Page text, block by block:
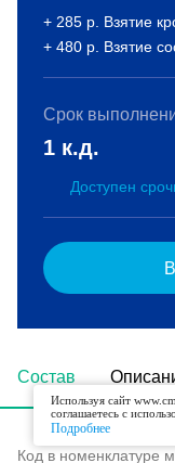
Состав
Код в номенклатуре
+ 285 р. Взятие
+ 480 р. Взятие
Срок
1 к.д.
Доступен
Используя сайт
соглашаетесь с
Подробнее